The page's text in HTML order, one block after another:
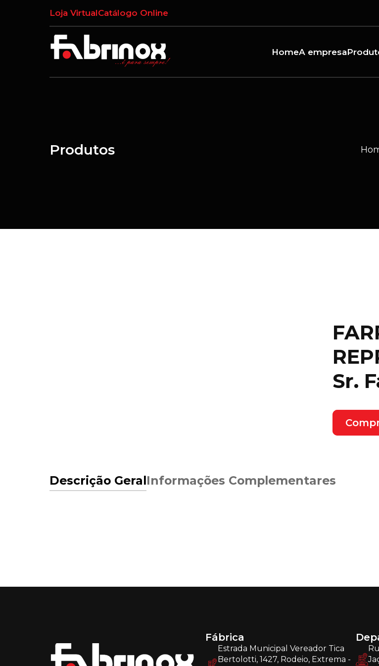
Loja VirtualCatálogo Online
HomeA empresa
Produtos
Sr.
Descrição GeralInformações Complementares
Fábrica
Estrada Municipal Vereador Tica
Bertolotti, 1427, Rodeio, Extrema -